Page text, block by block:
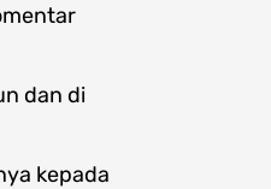
dan di
kepada